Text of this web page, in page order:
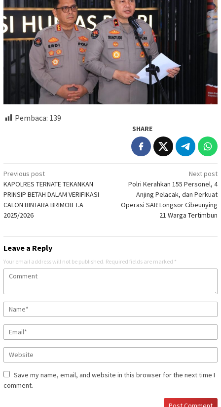
Pembaca: 139
SHARE
Post
navigation
Previous post
KAPOLRES TERNATE TEKANKAN
PRINSIP BETAH DALAM VERIFIKASI
CALON BINTARA BRIMOB T.A
2025/2026
Next post
Polri Kerahkan 155 Personel, 4
Anjing Pelacak, dan Perkuat
Operasi SAR Longsor Cibeunying
21 Warga Tertimbun
Leave a Reply
Your email address will not be published. Required fields are marked *
Save my name, email, and website in this browser for the next time I
comment.